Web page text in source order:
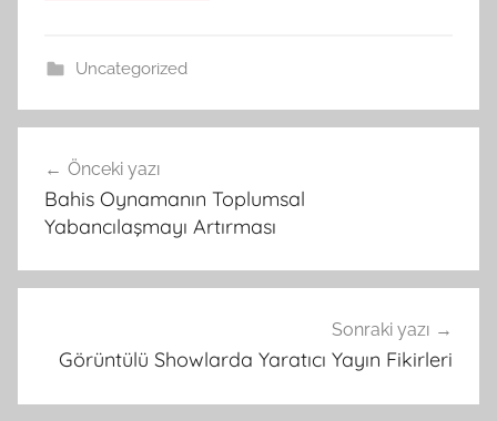
Uncategorized
gezinmesi
Önceki yazı
Bahis Oynamanın Toplumsal
Yabancılaşmayı Artırması
Sonraki yazı
Görüntülü Showlarda Yaratıcı Yayın Fikirleri